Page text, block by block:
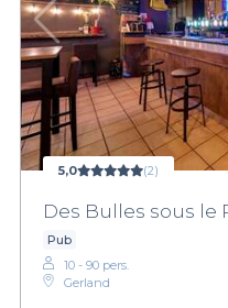
5,0 (2)
Des Bulles sous le
Pub
10 - 90 pers.
Gerland